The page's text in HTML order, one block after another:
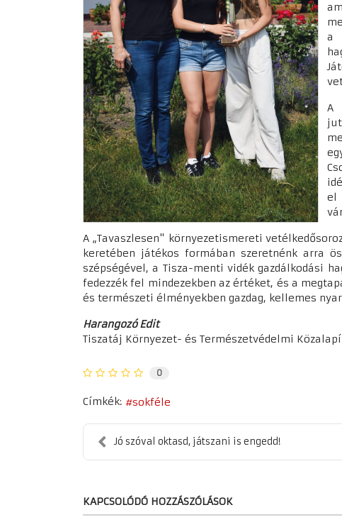
a
A
el
A „Tavaszlesen" környezetismereti
keretében játékos formában szeretnénk arra
szépségével, a Tisza-menti vidék gazdálkodási
fedezzék fel mindezekben az értéket, és a
és természeti élményekben gazdag, kellemes
Harangozó Edit
Tiszatáj Környezet- és Természetvédelmi
0
Címkék: sokféle
Jó szóval oktasd, játszani is engedd!
KAPCSOLÓDÓ HOZZÁSZÓLÁSOK